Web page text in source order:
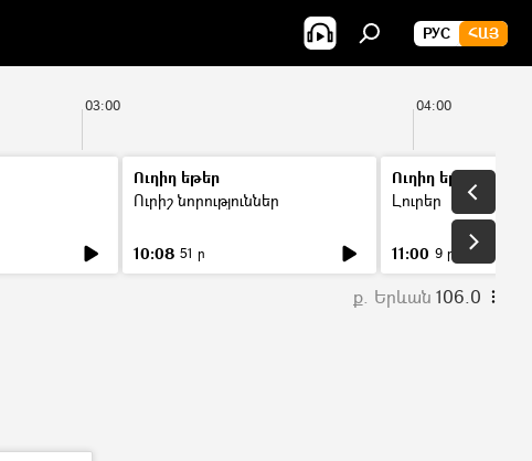
РУС ՀԱՅ
03:00 04:00
Ուղիղ եթեր
Ուրիշ նորություններ
10:08 51 ր
Ուղիղ եթեր
Լուրեր
11:00 9 ր
ք. Երևան 106.0